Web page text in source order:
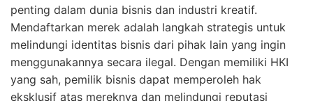
penting dalam dunia bisnis dan industri kreatif.
Mendaftarkan merek adalah langkah strategis untuk
melindungi identitas bisnis dari pihak lain yang ingin
menggunakannya secara ilegal. Dengan memiliki HKI
yang sah, pemilik bisnis dapat memperoleh hak
eksklusif atas mereknya dan melindungi reputasi